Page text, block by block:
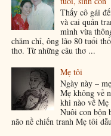
Thấy cô gái
và cai quản
mình vừa
chăm chỉ, ông lão 80 tuổi
thơ. Từ những câu thơ ...
Mẹ tôi
Ngày này –
Mẹ không về
khi nào về
Nuôi con bộn
não nề chiến tranh Mẹ tôi